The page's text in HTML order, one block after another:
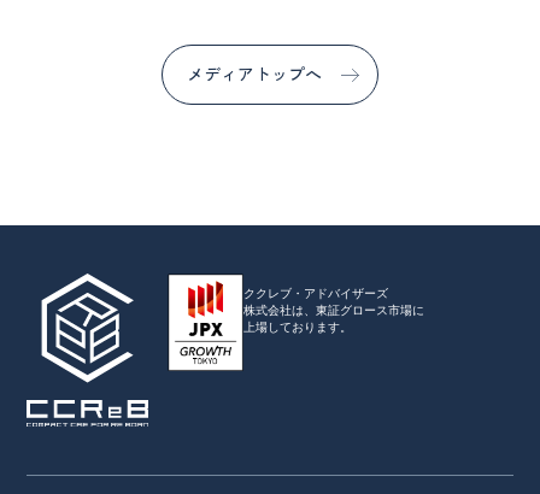
メディアトップへ
ククレブ・アドバイザーズ
株式会社は、東証グロース市場に
上場しております。